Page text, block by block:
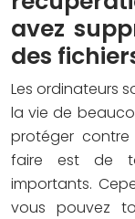
avez
des
Les ordinateurs
la vie de
protéger
faire est de
importants.
vous pouvez